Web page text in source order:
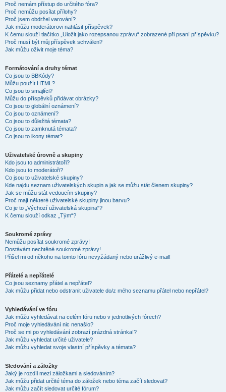
Proč nemám přístup do určitého fóra?
Proč nemůžu posílat přílohy?
Proč jsem obdržel varování?
Jak můžu moderátorovi nahlásit příspěvek?
K čemu slouží tlačítko „Uložit jako rozepsanou zprávu“ zobrazené při psaní příspěvku?
Proč musí být můj příspěvek schválen?
Jak můžu oživit moje téma?
Formátování a druhy témat
Co jsou to BBKódy?
Můžu použít HTML?
Co jsou to smajlíci?
Můžu do příspěvků přidávat obrázky?
Co jsou to globální oznámení?
Co jsou to oznámení?
Co jsou to důležitá témata?
Co jsou to zamknutá témata?
Co jsou to ikony témat?
Uživatelské úrovně a skupiny
Kdo jsou to administrátoři?
Kdo jsou to moderátoři?
Co jsou to uživatelské skupiny?
Kde najdu seznam uživatelských skupin a jak se můžu stát členem skupiny?
Jak se můžu stát vedoucím skupiny?
Proč mají některé uživatelské skupiny jinou barvu?
Co je to „Výchozí uživatelská skupina“?
K čemu slouží odkaz „Tým“?
Soukromé zprávy
Nemůžu posílat soukromé zprávy!
Dostávám nechtěné soukromé zprávy!
Přišel mi od někoho na tomto fóru nevyžádaný nebo urážlivý e-mail!
Přátelé a nepřátelé
Co jsou seznamy přátel a nepřátel?
Jak můžu přidat nebo odstranit uživatele do/z mého seznamu přátel nebo nepřátel?
Vyhledávání ve fóru
Jak můžu vyhledávat na celém fóru nebo v jednotlivých fórech?
Proč moje vyhledávání nic nenašlo?
Proč se mi po vyhledávání zobrazí prázdná stránka!?
Jak můžu vyhledat určité uživatele?
Jak můžu vyhledat svoje vlastní příspěvky a témata?
Sledování a záložky
Jaký je rozdíl mezi záložkami a sledováním?
Jak můžu přidat určité téma do záložek nebo téma začít sledovat?
Jak můžu začít sledovat určité fórum?